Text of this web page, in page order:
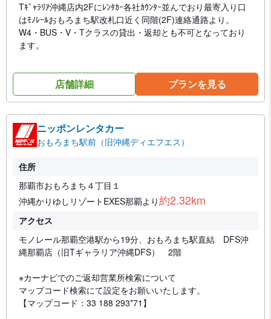
Tｷﾞｬﾗﾘｱ沖縄店内2Fにﾚﾝﾀｶｰ各社ｶｳﾝﾀｰ並んでおり最寄入り口
はﾓﾉﾚｰﾙおもろまち駅改札口近く同階(2F)連絡通路より。
W4・BUS・V・Tクラスの貸出・返却とも不可となっており
ます。
店舗詳細 プランを見る
ニッポンレンタカー
おもろまち駅前（旧沖縄ディエフエス）
住所
那覇市おもろまち４丁目１
沖縄かりゆしリゾートEXES那覇より約2.32km
アクセス
モノレール那覇空港駅から19分、おもろまち駅直結 DFS沖
縄那覇店（旧Tギャラリア沖縄DFS） 2階
※カーナビでのご返却営業所検索について
マップコード検索にて設定をお願いいたします。
【マップコード：33 188 293*71】